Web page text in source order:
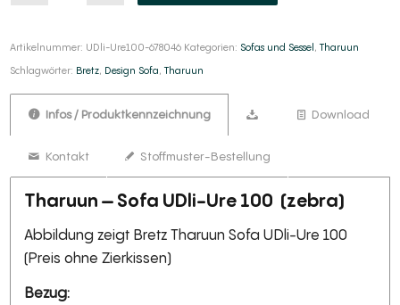
Artikelnummer: UDli-Ure100-678046 Kategorien: Sofas und Sessel,Tharuun
Schlagwörter: Bretz, Design Sofa,Tharuun
Infos / Produktkennzeichnung Download
Kontakt Stoffmuster-Bestellung
Tharuun – Sofa UDli-Ure 100 (zebra)
Abbildung zeigt Bretz Tharuun Sofa UDli-Ure 100
(Preis ohne Zierkissen)
Bezug: